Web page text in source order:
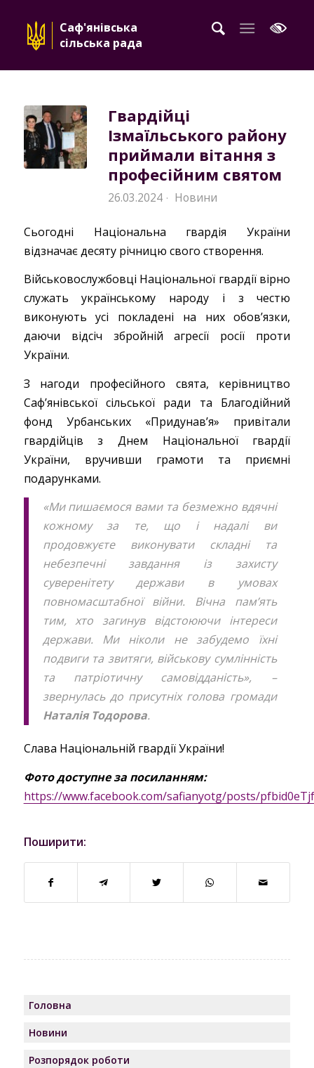
Саф'янівська
сільська рада
Гвардійці
Ізмаїльського району
приймали вітання з
професійним святом
26.03.2024 · Новини
Сьогодні Національна гвардія України
відзначає десяту річницю свого створення.
Військовослужбовці Національної гвардії вірно
служать українському народу і з честю
виконують усі покладені на них обов’язки,
даючи відсіч збройній агресії росії проти
України.
З нагоди професійного свята, керівництво
Сафʼянівської сільської ради та Благодійний
фонд Урбанських «Придунавʼя» привітали
гвардійців з Днем Національної гвардії
України, вручивши грамоти та приємні
подарунками.
«Ми пишаємося вами та безмежно вдячні
кожному за те, що і надалі ви
продовжуєте виконувати складні та
небезпечні завдання із захисту
суверенітету держави в умовах
повномасштабної війни. Вічна памʼять
тим, хто загинув відстоюючи інтереси
держави. Ми ніколи не забудемо їхні
подвиги та звитяги, військову сумлінність
та патріотичну самовідданість», –
звернулась до присутніх голова громади
Наталія Тодорова.
Слава Національній гвардії України!
Фото доступне за посиланням:
https://www.facebook.com/safianyotg/posts/
Поширити:
Головна
Новини
Розпорядок роботи